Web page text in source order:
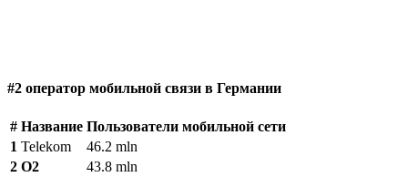
#2 оператор мобильной связи в Германии
# Название Пользователи мобильной сети
1 Telekom
46.2 mln
2 O2
43.8 mln